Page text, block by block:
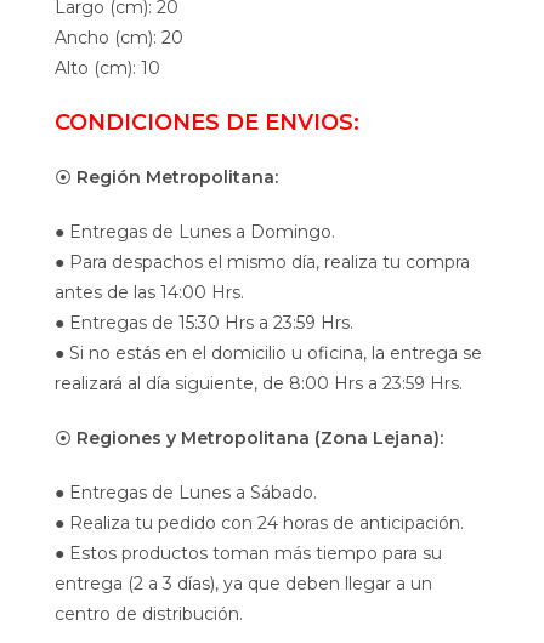
Largo (cm): 20
Ancho (cm): 20
Alto (cm): 10
CONDICIONES DE ENVIOS:
⦿ Región Metropolitana:
● Entregas de Lunes a Domingo.
● Para despachos el mismo día, realiza tu compra
antes de las 14:00 Hrs.
● Entregas de 15:30 Hrs a 23:59 Hrs.
● Si no estás en el domicilio u oficina, la entrega se
realizará al día siguiente, de 8:00 Hrs a 23:59 Hrs.
⦿ Regiones y Metropolitana (Zona Lejana):
● Entregas de Lunes a Sábado.
● Realiza tu pedido con 24 horas de anticipación.
● Estos productos toman más tiempo para su
entrega (2 a 3 días), ya que deben llegar a un
centro de distribución.